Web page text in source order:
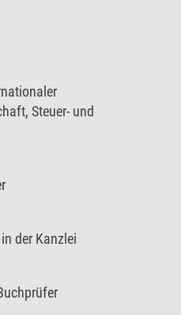
Steuer- und
der Kanzlei